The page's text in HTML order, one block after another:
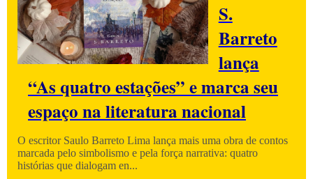
S.
Barreto
lança
“As quatro estações” e marca seu
espaço na literatura nacional
O escritor Saulo Barreto Lima lança mais uma obra de contos
marcada pelo simbolismo e pela força narrativa: quatro
histórias que dialogam en...